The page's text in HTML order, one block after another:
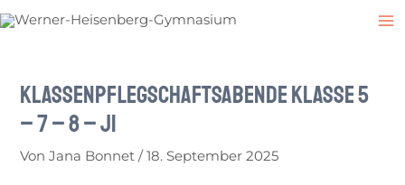
Inhalt
Klassenpflegschaftsabende Klasse 5
– 7 – 8 – J1
VonJana Bonnet/18. September 2025
navigation